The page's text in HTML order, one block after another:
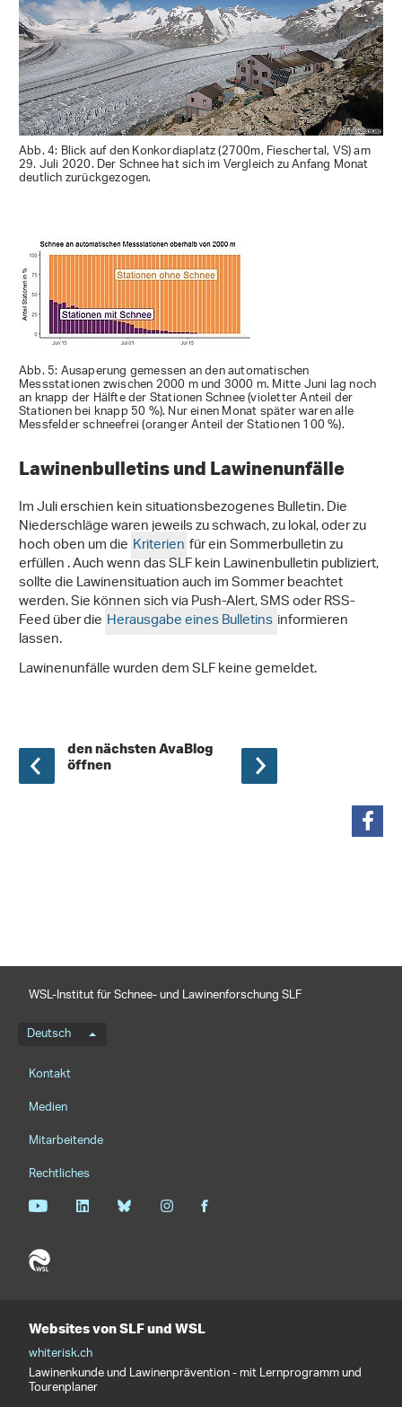
Abb. 4: Blick auf den Konkordiaplatz (2700m, Fieschertal, VS) am
29. Juli 2020. Der Schnee hat sich im Vergleich zu Anfang Monat
deutlich zurückgezogen.
Abb. 5: Ausaperung gemessen an den automatischen
Messstationen zwischen 2000 m und 3000 m. Mitte Juni lag noch
an knapp der Hälfte der Stationen Schnee (violetter Anteil der
Stationen bei knapp 50 %). Nur einen Monat später waren alle
Messfelder schneefrei (oranger Anteil der Stationen 100 %).
Lawinenbulletins und Lawinenunfälle
Im Juli erschien kein situationsbezogenes Bulletin. Die
Niederschläge waren jeweils zu schwach, zu lokal, oder zu
hoch oben um die Kriterienfür ein Sommerbulletin zu
erfüllen . Auch wenn das SLF kein Lawinenbulletin publiziert,
sollte die Lawinensituation auch im Sommer beachtet
werden. Sie können sich via Push-Alert, SMS oder RSS-
Feed über die Herausgabe eines Bulletinsinformieren
lassen.
Lawinenunfälle wurden dem SLF keine gemeldet.
den nächsten AvaBlog
öffnen
WSL-Institut für Schnee- und Lawinenforschung SLF
Sprachmenü
Deutsch
Footernavigation
Kontakt
Medien
Mitarbeitende
Rechtliches
Websites von SLF und WSL
whiterisk.ch
Lawinenkunde und Lawinenprävention - mit Lernprogramm und
Tourenplaner